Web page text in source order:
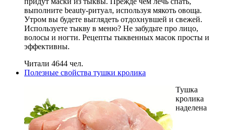
выполните beauty-ритуал, используя мякоть овоща.
Утром вы будете выглядеть отдохнувшей и свежей.
Используете тыкву в меню? Не забудьте про лицо,
волосы и ногти. Рецепты тыквенных масок просты и
эффективны.
Читали 4644 чел.
Полезные свойства тушки кролика
Тушка
кролика
наделена